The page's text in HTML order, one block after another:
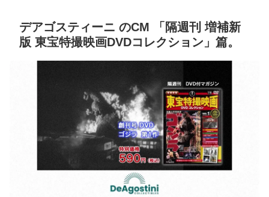
デアゴスティーニ のCM 「隔週刊 増補新
版 東宝特撮映画DVDコレクション」篇。